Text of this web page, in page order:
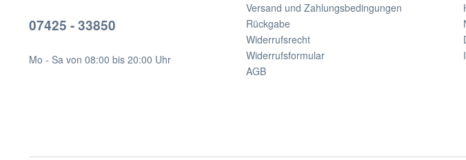
07425 - 33850
Mo - Sa von 08:00 bis 20:00 Uhr
Versand und Zahlungsbedingungen
Rückgabe
Widerrufsrecht
Widerrufsformular
AGB